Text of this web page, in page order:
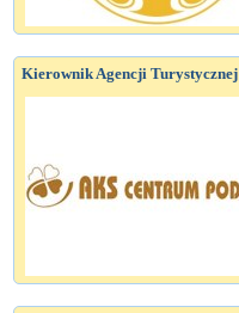
Kierownik Agencji Turystycznej